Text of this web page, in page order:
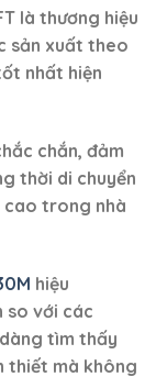
là thương hiệu
sản xuất theo
nhất hiện
chắn, đảm
thời di chuyển
cao trong nhà
hiệu
so với các
tìm thấy
thiết mà không